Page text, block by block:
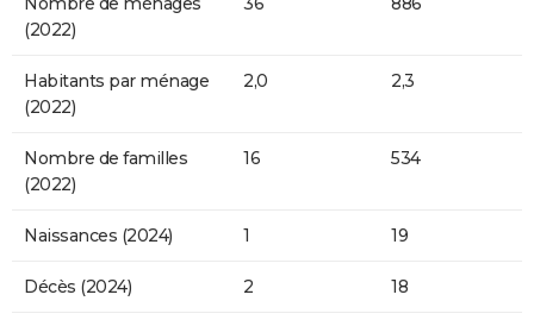
(2022)
Habitants par ménage
(2022)
2,0 2,3
Nombre de familles
(2022)
16 534
Naissances (2024) 1 19
Décès (2024) 2 18